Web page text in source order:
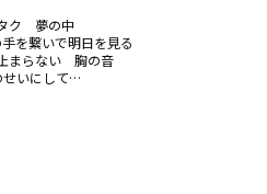
ク　夢の中
を繋いで明日を見る
まらない　胸の音
せいにして…